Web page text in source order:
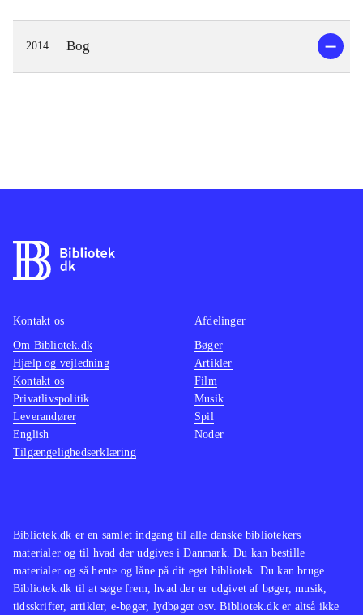
2014 Bog
Bibliotek.dk er en samlet indgang til alle danske bibliotekers
materialer og til hvad der udgives i Danmark. Du kan bestille
materialer og så hente og låne på dit eget bibliotek. Du kan bruge
Bibliotek.dk til at søge frem, hvad der er udgivet af bøger, musik,
tidsskrifter, artikler, e-bøger, lydbøger osv. Bibliotek.dk er altså ikke
Kontakt os
Om Bibliotek.dk
Hjælp og vejledning
Kontakt os
Privatlivspolitik
Leverandører
English
Tilgængelighedserklæring
Afdelinger
Bøger
Artikler
Film
Musik
Spil
Noder